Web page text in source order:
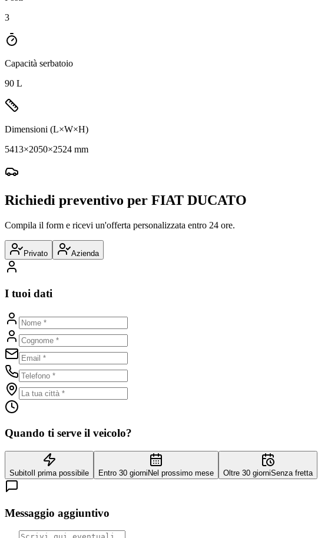
3
Capacità serbatoio
90 L
Dimensioni (L×W×H)
5413×2050×2524 mm
Richiedi preventivo per FIAT DUCATO
Compila il form e ricevi un'offerta personalizzata entro 24 ore.
Privato Azienda
I tuoi dati
Quando ti serve il veicolo?
Subito Il prima possibile Entro 30 giorni Nel prossimo mese Oltre 30 giorniSenza fretta
Messaggio aggiuntivo